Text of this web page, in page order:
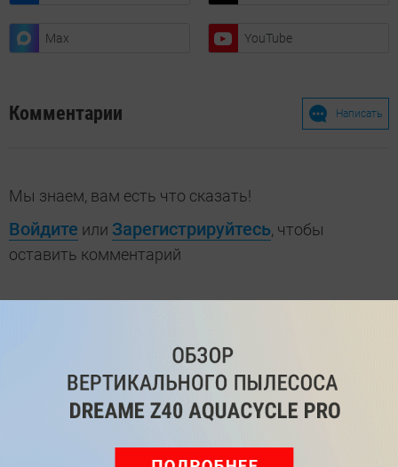
Max YouTube
Комментарии Написать
Мы знаем, вам есть что сказать!
Войдите или Зарегистрируйтесь, чтобы
оставить комментарий